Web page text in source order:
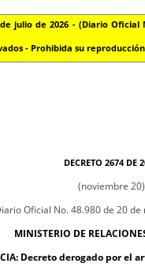
julio de 2026 - (Diario Oficial
- Prohibida su reproducción
DECRETO 2674 DE
(noviembre 20)
Oficial No. 48.980 de 20
MINISTERIO DE
Decreto derogado por el